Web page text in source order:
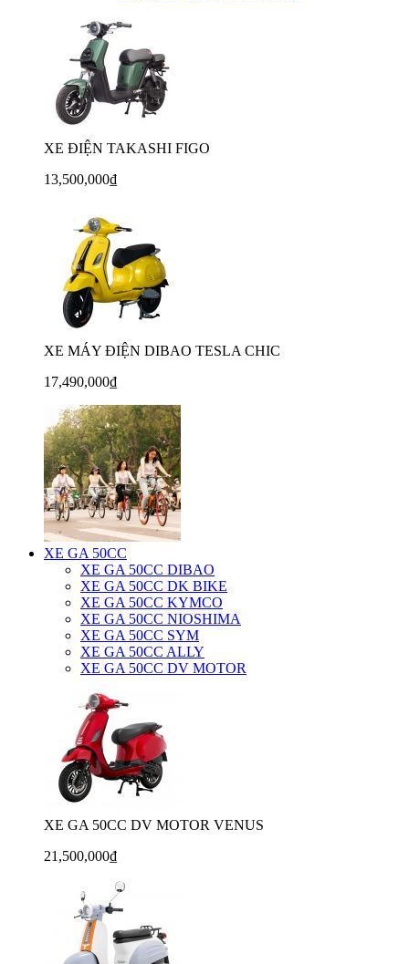
XE ĐIỆN TAKASHI FIGO
13,500,000₫
XE MÁY ĐIỆN DIBAO TESLA CHIC
17,490,000₫
XE GA 50CC
XE GA 50CC DIBAO
XE GA 50CC DK BIKE
XE GA 50CC KYMCO
XE GA 50CC NIOSHIMA
XE GA 50CC SYM
XE GA 50CC ALLY
XE GA 50CC DV MOTOR
XE GA 50CC DV MOTOR VENUS
21,500,000₫